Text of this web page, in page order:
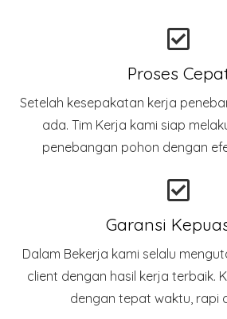
Proses
Setelah kesepakatan kerja
ada. Tim Kerja kami siap
penebangan pohon dengan
Garansi
Dalam Bekerja kami selalu
client dengan hasil kerja terbaik.
dengan tepat waktu, rapi